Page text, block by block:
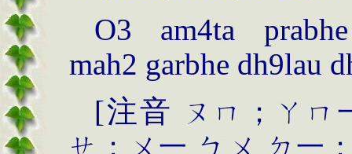
O3 am4ta
mah2 garbhe dh9lau
[注音
ㄡㄇ；ㄚㄇ
ㄝ；ㄨ一 ㄅㄨ
ㄉ一